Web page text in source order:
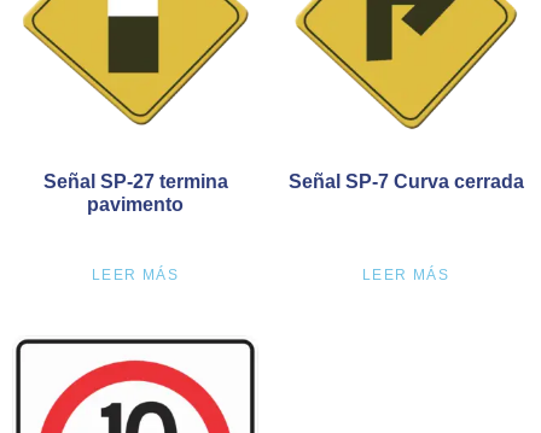
Señal SP-27 termina
pavimento
LEER MÁS
Señal SP-7 Curva cerrada
LEER MÁS